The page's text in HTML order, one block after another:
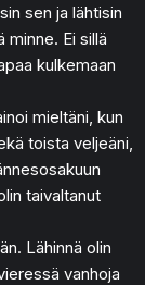
sen ja lähtisin
minne. Ei sillä
kulkemaan
mieltäni, kun
toista veljeäni,
taivaltanut
Lähinnä olin
vanhoja